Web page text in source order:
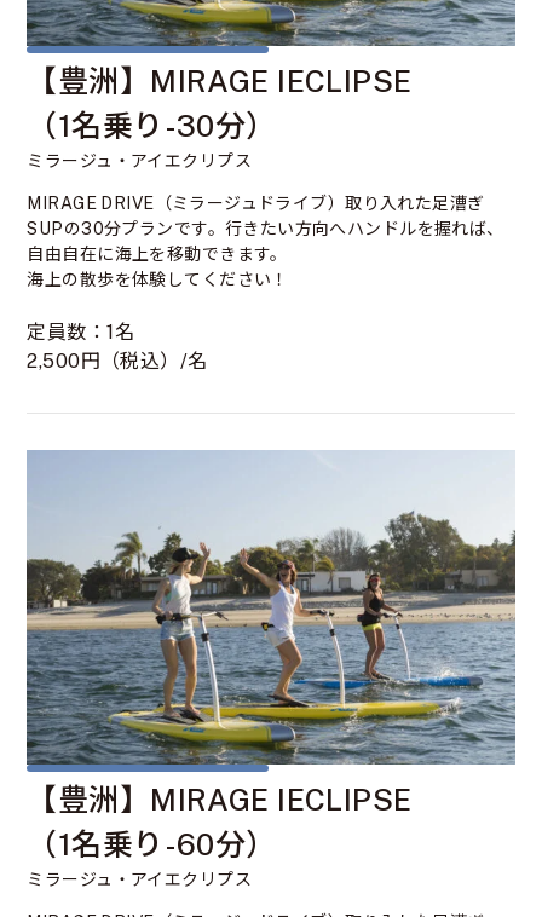
【豊洲】MIRAGE IECLIPSE
（1名乗り-30分）
ミラージュ・アイエクリプス
MIRAGE DRIVE（ミラージュドライブ）取り入れた足漕ぎ
SUPの30分プランです。行きたい方向へハンドルを握れば、
自由自在に海上を移動できます。
海上の散歩を体験してください！
定員数：1名
2,500円（税込）/名
【豊洲】MIRAGE IECLIPSE
（1名乗り-60分）
ミラージュ・アイエクリプス